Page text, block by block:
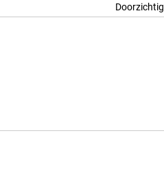
Doorzichtig